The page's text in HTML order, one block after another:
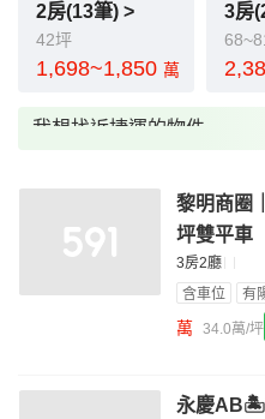
2房(13筆) >
42坪
1,698~1,850 萬
3房
我想找近捷運的物件
我想找配備瓦斯爐的物件
我想找廁所開窗的物件
我想找具垃圾處理的物件
黎明商圈
坪雙平車
3房2廳
含車位
有
萬 34.0萬/坪
永慶AB🏝️